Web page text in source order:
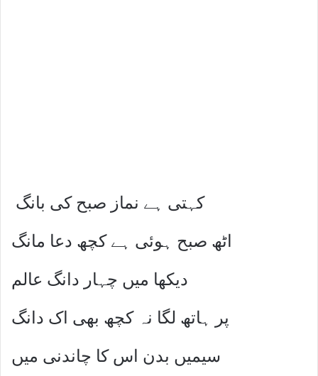
کہتی ہے نماز صبح کی بانگ
اٹھ صبح ہوئی ہے کچھ دعا مانگ
دیکھا میں چہار دانگ عالم
پر ہاتھ لگا نہ کچھ بھی اک دانگ
سیمیں بدن اس کا چاندنی میں